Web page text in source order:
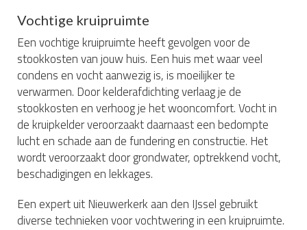
Vochtige kruipruimte
Een vochtige kruipruimte heeft gevolgen voor de
stookkosten van jouw huis. Een huis met waar veel
condens en vocht aanwezig is, is moeilijker te
verwarmen. Door kelderafdichting verlaag je de
stookkosten en verhoog je het wooncomfort. Vocht in
de kruipkelder veroorzaakt daarnaast een bedompte
lucht en schade aan de fundering en constructie. Het
wordt veroorzaakt door grondwater, optrekkend vocht,
beschadigingen en lekkages.
Een expert uit Nieuwerkerk aan den IJssel gebruikt
diverse technieken voor vochtwering in een kruipruimte.